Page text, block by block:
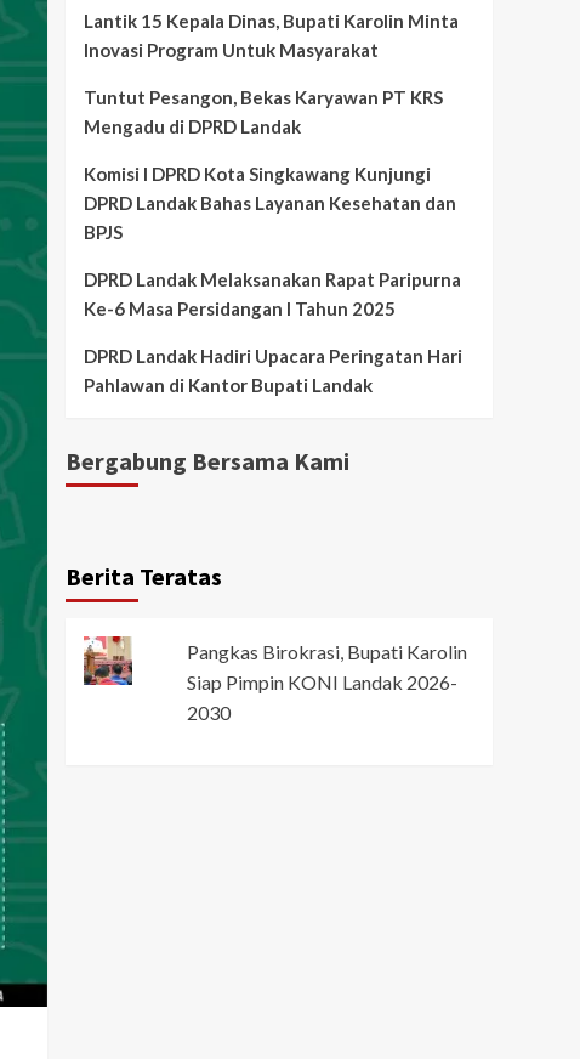
Lantik 15 Kepala Dinas, Bupati Karolin Minta
Inovasi Program Untuk Masyarakat
Tuntut Pesangon, Bekas Karyawan PT KRS
Mengadu di DPRD Landak
Komisi I DPRD Kota Singkawang Kunjungi
DPRD Landak Bahas Layanan Kesehatan dan
BPJS
DPRD Landak Melaksanakan Rapat Paripurna
Ke-6 Masa Persidangan I Tahun 2025
DPRD Landak Hadiri Upacara Peringatan Hari
Pahlawan di Kantor Bupati Landak
Bergabung Bersama Kami
Berita Teratas
Pangkas Birokrasi, Bupati Karolin
Siap Pimpin KONI Landak 2026-
2030